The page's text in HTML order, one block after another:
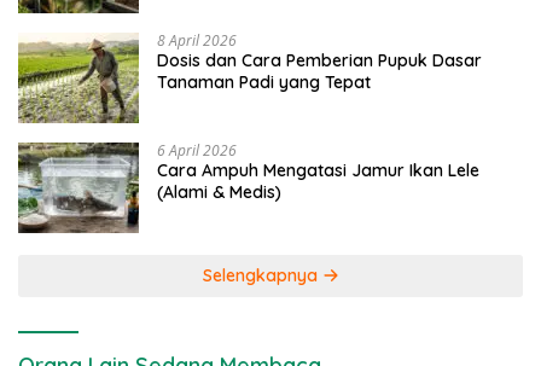
8 April 2026
Dosis dan Cara Pemberian Pupuk Dasar
Tanaman Padi yang Tepat
6 April 2026
Cara Ampuh Mengatasi Jamur Ikan Lele
(Alami & Medis)
Selengkapnya